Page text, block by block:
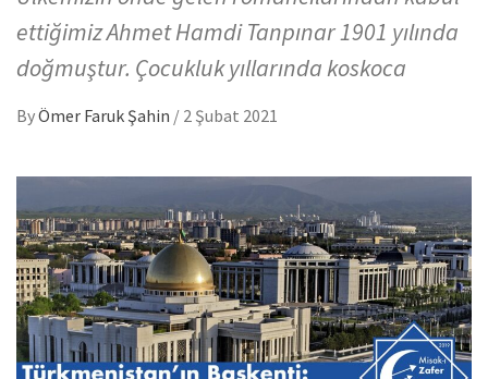
ettiğimiz Ahmet Hamdi Tanpınar 1901 yılında
doğmuştur. Çocukluk yıllarında koskoca
ByÖmer Faruk Şahin / 2 Şubat 2021